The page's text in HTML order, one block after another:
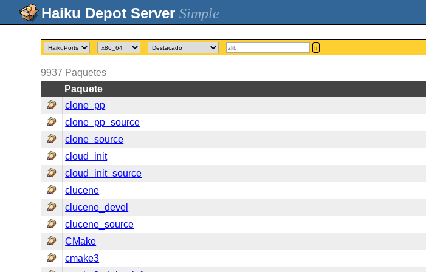
Simple
Ir
9937 Paquetes
Paquete
clone_pp
clone_pp_source
clone_source
cloud_init
cloud_init_source
clucene
clucene_devel
clucene_source
CMake
cmake3